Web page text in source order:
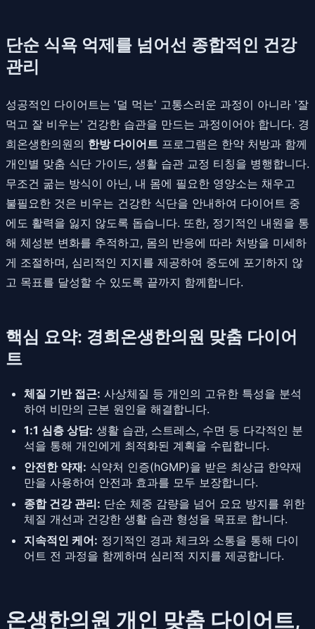
단순 식욕 억제를 넘어선 종합적인 건강
관리
성공적인 다이어트는 '덜 먹는' 고통스러운 과정이 아니라 '잘
먹고 잘 비우는' 건강한 습관을 만드는 과정이어야 합니다. 경
희온생한의원의 한방 다이어트 프로그램은 한약 처방과 함께
개인별 맞춤 식단 가이드, 생활 습관 교정 티칭을 병행합니다.
무조건 굶는 방식이 아닌, 내 몸에 필요한 영양소는 채우고
불필요한 것은 비우는 건강한 식단을 안내하여 다이어트 중
에도 활력을 잃지 않도록 돕습니다. 또한, 정기적인 내원을 통
해 체성분 변화를 추적하고, 몸의 반응에 따라 처방을 미세하
게 조절하며, 심리적인 지지를 제공하여 중도에 포기하지 않
고 목표를 달성할 수 있도록 끝까지 함께합니다.
핵심 요약: 경희온생한의원 맞춤 다이어
트
체질 기반 접근: 사상체질 등 개인의 고유한 특성을 분석
하여 비만의 근본 원인을 해결합니다.
1:1 심층 상담: 생활 습관, 스트레스, 수면 등 다각적인 분
석을 통해 개인에게 최적화된 계획을 수립합니다.
안전한 약재: 식약처 인증(hGMP)을 받은 최상급 한약재
만을 사용하여 안전과 효과를 모두 보장합니다.
종합 건강 관리: 단순 체중 감량을 넘어 요요 방지를 위한
체질 개선과 건강한 생활 습관 형성을 목표로 합니다.
지속적인 케어: 정기적인 경과 체크와 소통을 통해 다이
어트 전 과정을 함께하며 심리적 지지를 제공합니다.
온생한의원 개인 맞춤 다이어트,